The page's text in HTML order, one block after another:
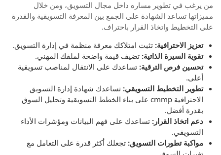
من يرغب في تطوير مساره داخل مجال التسويق، ومن خلال
مميزاتها تساعد الشهادة على الجمع بين المعرفة التسويقية والقدرة
على التخطيط واتخاذ القرار باحتراف.
تعزيز الاحترافية: تثبت امتلاكك معرفة منظمة في إدارة التسويق.
تقوية السيرة الذاتية: تضيف قيمة واضحة لملفك المهني.
تحسين فرص الترقية: تساعدك على الانتقال لمناصب تسويقية
أعلى.
تطوير التخطيط التسويقي: تساعدك شهادة إدارة التسويق
الاحترافية cmmp على بناء الخطط التسويقية وتحليل السوق
بقدرة أفضل.
دعم اتخاذ القرار: تساعدك على فهم البيانات ومؤشرات الأداء
التسويقي.
مواكبة تطورات التسويق: تجعلك أكثر قدرة على التعامل مع